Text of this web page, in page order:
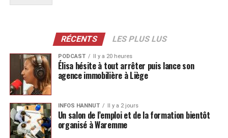
RÉCENTS LES PLUS LUS
PODCAST Il y a 20 heures
Élisa hésite à tout arrêter puis lance son
agence immobilière à Liège
INFOS HANNUT Il y a 2 jours
Un salon de l’emploi et de la formation bientôt
organisé à Waremme